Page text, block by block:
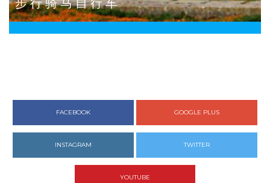
步 行 骑 马 自 行 车
FACEBOOK GOOGLE PLUS
INSTAGRAM TWITTER
YOUTUBE